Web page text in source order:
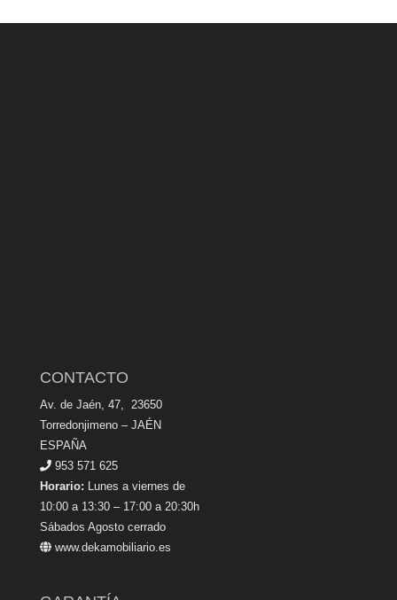
CONTACTO
Av. de Jaén, 47, 23650
Torredonjimeno – JAÉN
ESPAÑA
953 571 625
Horario: Lunes a viernes de
10:00 a 13:30 – 17:00 a 20:30h
Sábados Agosto cerrado
www.dekamobiliario.es